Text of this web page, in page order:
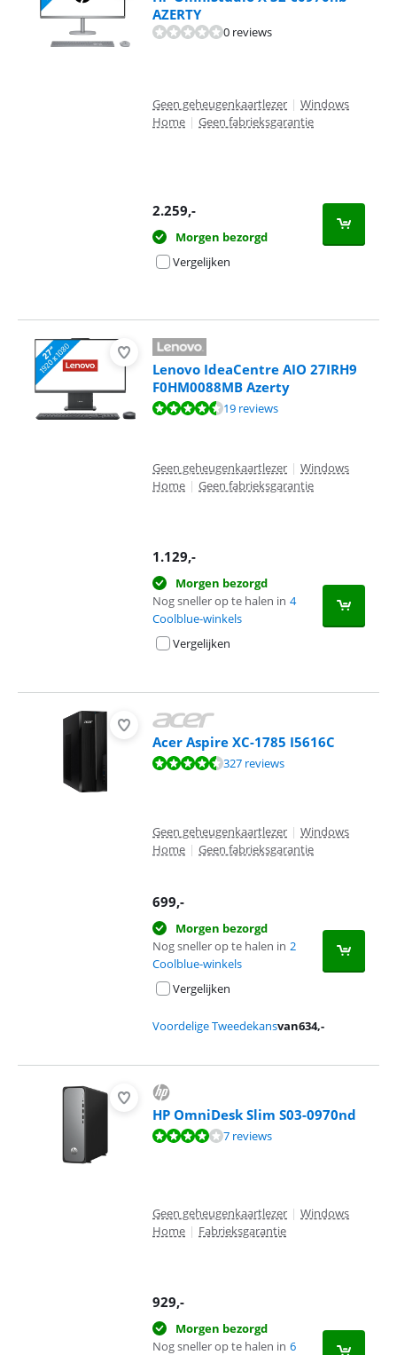
AZERTY
0 reviews
Geen geheugenkaartlezer | Windows
Home | Geen fabrieksgarantie
2.259,-
Morgen bezorgd
Vergelijken
Lenovo IdeaCentre AIO 27IRH9
F0HM0088MB Azerty
Beoordeling is 8,5 van de 10, gebaseerd op 19 reviews.
19 reviews
Geen geheugenkaartlezer | Windows
Home | Geen fabrieksgarantie
1.129,-
Morgen bezorgd
Nog sneller op te halen in 4
Coolblue-winkels
Vergelijken
Acer Aspire XC-1785 I5616C
Beoordeling is 8,8 van de 10, gebaseerd op 327 reviews.
327 reviews
Geen geheugenkaartlezer | Windows
Home | Geen fabrieksgarantie
699,-
Morgen bezorgd
Nog sneller op te halen in 2
Coolblue-winkels
Vergelijken
Voordelige Tweedekansvan634,-
HP OmniDesk Slim S03-0970nd
Beoordeling is 7,9 van de 10, gebaseerd op 7 reviews.
7 reviews
Geen geheugenkaartlezer | Windows
Home | Fabrieksgarantie
929,-
Morgen bezorgd
Nog sneller op te halen in 6